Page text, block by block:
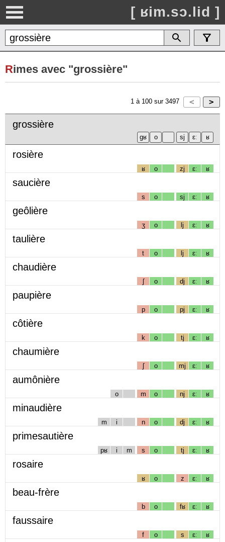
[ ʁim.sɔ.lid ]
Rimes avec "grossière"
1 à 100 sur 3497
grossière
rosière
ʁ o zj ɛː ʁ
saucière
s o sj ɛː ʁ
geôlière
ʒ o lj ɛː ʁ
taulière
t o lj ɛː ʁ
chaudière
ʃ o dj ɛː ʁ
paupière
p o pj ɛː ʁ
côtière
k o tj ɛː ʁ
chaumière
ʃ o mj ɛː ʁ
aumônière
o m o nj ɛː ʁ
minaudière
m i n o dj ɛː ʁ
primesautière
pʁ i m s o tj ɛː ʁ
rosaire
ʁ o z ɛː ʁ
beau-frère
b o fʁ ɛː ʁ
faussaire
f o s ɛː ʁ